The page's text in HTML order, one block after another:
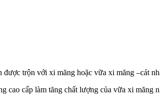
trộn với xi măng hoặc vữa xi măng –cát
cao cấp làm tăng chất lượng của vữa xi măng